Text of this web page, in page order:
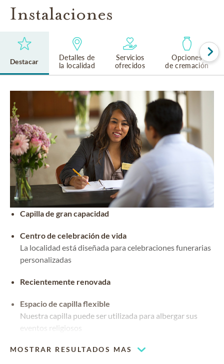
Instalaciones
Destacar
Detalles de
la localidad
Servicios
ofrecidos
Opciones
de cremación
Capilla de gran capacidad
Centro de celebración de vida
La localidad está diseñada para celebraciones funerarias
personalizadas
Recientemente renovada
Espacio de capilla flexible
Nuestra capilla puede ser utilizada para albergar sus
eventos religiosos
Múltiples capillas
MOSTRAR RESULTADOS MAS